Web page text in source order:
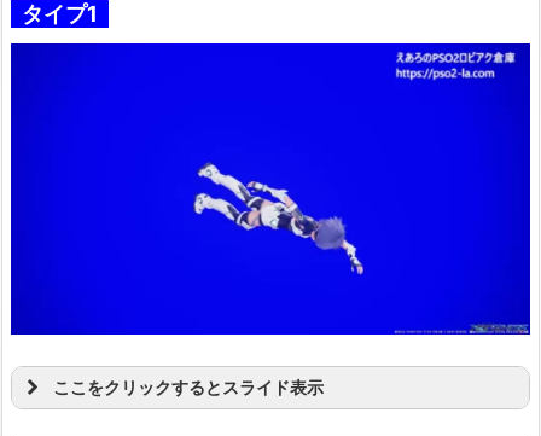
タイプ1
ここをクリックするとスライド表示